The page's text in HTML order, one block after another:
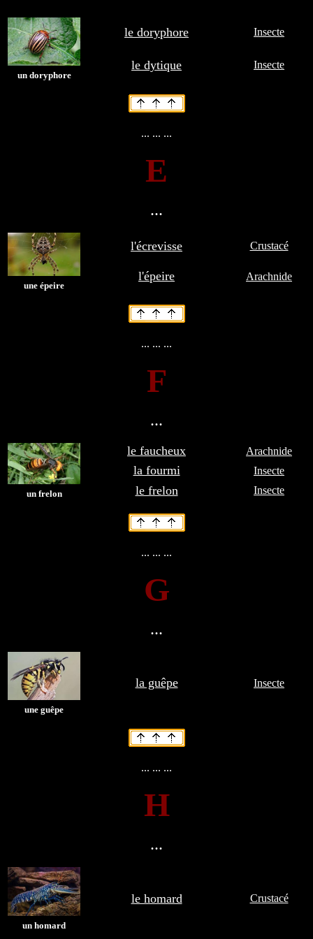
un doryphore
le doryphore Insecte
le dytique Insecte
... ... ...
E
...
une épeire
l'écrevisse Crustacé
l'épeire Arachnide
... ... ...
F
...
un frelon
le faucheux Arachnide
la fourmi Insecte
le frelon Insecte
... ... ...
G
...
une guêpe
la guêpe Insecte
... ... ...
H
...
un homard
le homard Crustacé